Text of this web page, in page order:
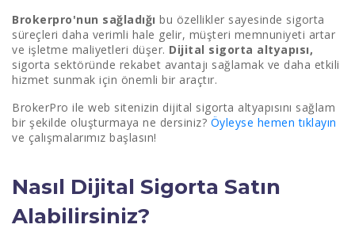
Brokerpro'nun sağladığı bu özellikler sayesinde sigorta
süreçleri daha verimli hale gelir, müşteri memnuniyeti artar
ve işletme maliyetleri düşer. Dijital sigorta altyapısı,
sigorta sektöründe rekabet avantajı sağlamak ve daha etkili
hizmet sunmak için önemli bir araçtır.
BrokerPro ile web sitenizin dijital sigorta altyapısını sağlam
bir şekilde oluşturmaya ne dersiniz? Öyleyse hemen tıklayın
ve çalışmalarımız başlasın!
Nasıl Dijital Sigorta Satın
Alabilirsiniz?